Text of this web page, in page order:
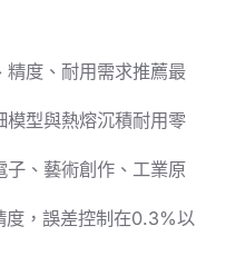
精度、耐用需求推薦最
模型與熱熔沉積耐用零
子、藝術創作、工業原
，誤差控制在0.3%以